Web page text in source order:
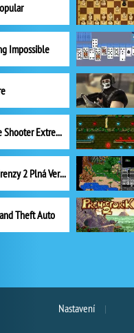
Impossible
Bubble Shooter Extreme
Farm Frenzy 2 Plná Verze
Theft Auto
Nastavení